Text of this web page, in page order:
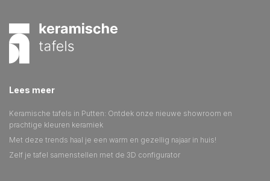
Lees meer
Keramische tafels in Putten: Ontdek onze nieuwe showroom en
prachtige kleuren keramiek
Met deze trends haal je een warm en gezellig najaar in huis!
Zelf je tafel samenstellen met de 3D configurator